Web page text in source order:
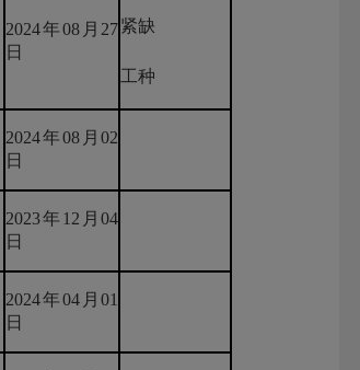
2024年08月27
日
紧缺
工种
2024年08月02
日
2023年12月04
日
2024年04月01
日